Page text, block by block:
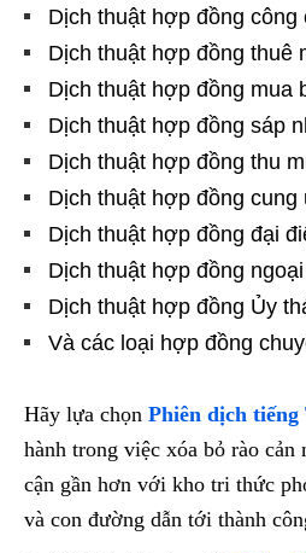
Dịch thuật hợp đồng công
Dịch thuật hợp đồng thuê
Dịch thuật hợp đồng mua
Dịch thuật hợp đồng sáp
Dịch thuật hợp đồng thu
Dịch thuật hợp đồng cung
Dịch thuật hợp đồng đại
Dịch thuật hợp đồng
Dịch thuật hợp đồng Ủy
Và các loại hợp đồng
Hãy lựa chọn Phiên dịch tiếng
hành trong việc xóa bỏ rào
cận gần hơn với kho tri thức
và con đường dẫn tới thành